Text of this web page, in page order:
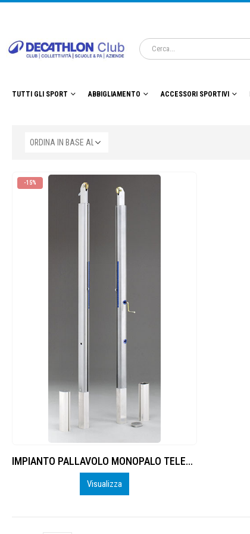
TUTTI GLI SPORT ABBIGLIAMENTO ACCESSORI SPORTIVI
-15%
IMPIANTO PALLAVOLO MONOPALO TELESCOPICO A NORMA F.I.V.B., IN ALLUMINIO, PALO OVALE
Visualizza